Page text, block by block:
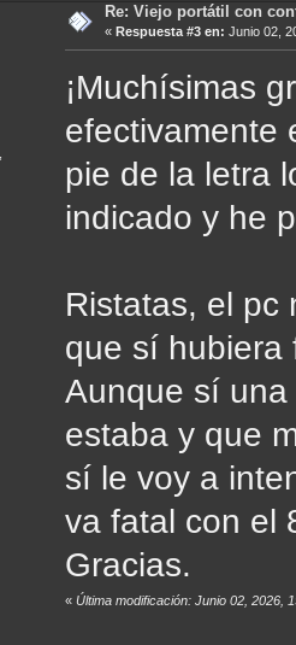
Re: Viejo portátil con
« Respuesta #3 en: Junio 02,
¡Muchísimas
efectivamente
pie de la letra
indicado y he
Ristatas, el pc
que sí hubiera
Aunque sí
estaba y que
sí le voy a
va fatal con el
Gracias.
«Última modificación: Junio 02, 2026,